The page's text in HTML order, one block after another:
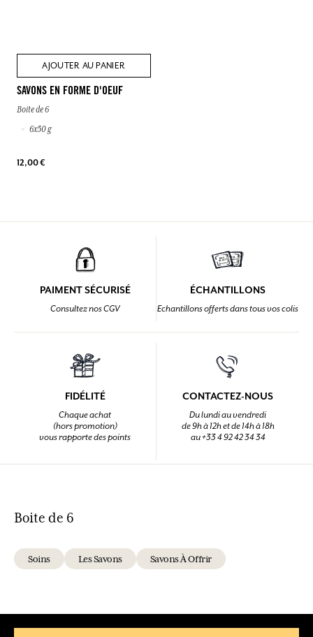
AJOUTER AU PANIER
SAVONS EN FORME D'OEUF
Boite de 6
6x50 g
12,00 €
PAIMENT SÉCURISÉ
Consultez nos CGV
ÉCHANTILLONS
Echantillons offerts dans tous vos colis
FIDÉLITÉ
Chaque achat
(hors promotion)
vous rapporte des points
CONTACTEZ-NOUS
Du lundi au vendredi
de 9h à 12h et de 14h à 18h
au +33 4 92 42 34 34
Boite de 6
Soins Les Savons Savons À Offrir